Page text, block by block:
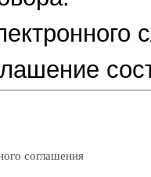
соглашения